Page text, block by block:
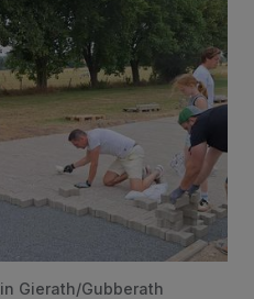
Gierath/Gubberath